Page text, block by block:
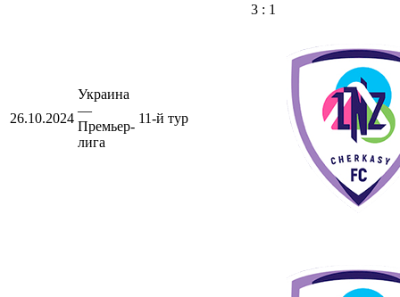
26.10.2024
Украина
—
Премьер-
лига
11-й тур
3 : 1